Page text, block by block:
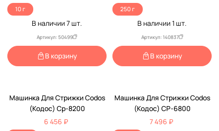
10 г
В наличии 7 шт.
Артикул: 50499
В корзину
250 г
В наличии 1 шт.
Артикул: 140837
В корзину
Машинка Для Стрижки Codos
(Кодос) Ср-8200
6 456 ₽
Машинка Для Стрижки Codos
(Кодос) CP-6800
7 496 ₽